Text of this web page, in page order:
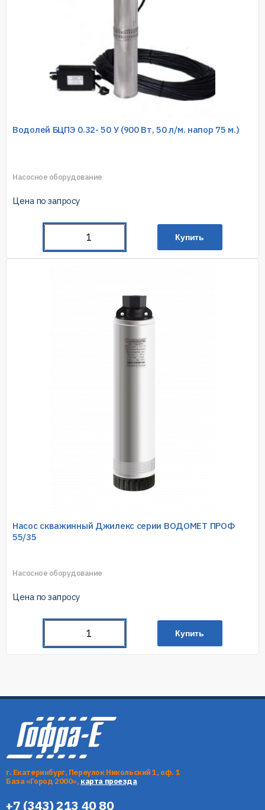
Водолей БЦПЭ 0.32- 50 У (900 Вт, 50 л/м. напор 75 м.)
Насосное оборудование
Цена по запросу
Купить
Насос скважинный Джилекс серии ВОДОМЕТ ПРОФ
55/35
Насосное оборудование
Цена по запросу
Купить
г. Екатеринбург, Переулок Никольский 1, оф. 1
База «Город 2000», карта проезда
+7 (343) 213 40 80